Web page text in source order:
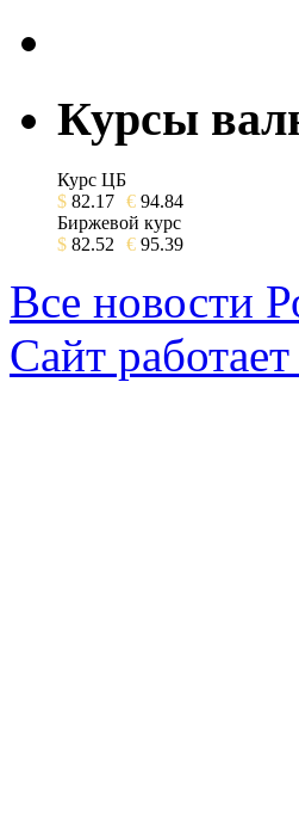
Курсы
Курс ЦБ
$ 82.17 € 94.84
Биржевой курс
$ 82.52 € 95.39
Все новости
Сайт